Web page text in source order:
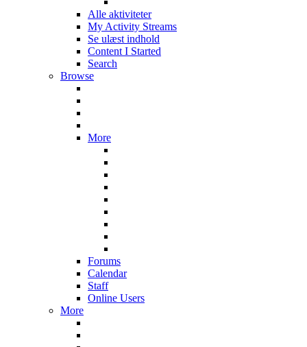
Alle aktiviteter
My Activity Streams
Se ulæst indhold
Content I Started
Search
Browse
More
Forums
Calendar
Staff
Online Users
More